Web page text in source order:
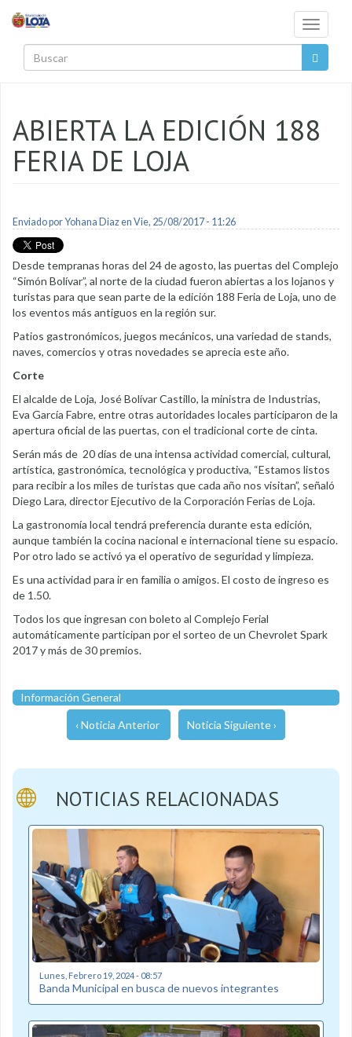
Toggle
ABIERTA LA EDICIÓN 188
FERIA DE LOJA
Enviado porYohana Diazen Vie, 25/08/2017 - 11:26
Desde tempranas horas del 24 de agosto, las puertas del Complejo
“Simón Bolívar”, al norte de la ciudad fueron abiertas a los lojanos y
turistas para que sean parte de la edición 188 Feria de Loja, uno de
los eventos más antiguos en la región sur.
Patios gastronómicos, juegos mecánicos, una variedad de stands,
naves, comercios y otras novedades se aprecia este año.
Corte
El alcalde de Loja, José Bolívar Castillo, la ministra de Industrias,
Eva García Fabre, entre otras autoridades locales participaron de la
apertura oficial de las puertas, con el tradicional corte de cinta.
Serán más de 20 días de una intensa actividad comercial, cultural,
artística, gastronómica, tecnológica y productiva, “Estamos listos
para recibir a los miles de turistas que cada año nos visitan”, señaló
Diego Lara, director Ejecutivo de la Corporación Ferias de Loja.
La gastronomía local tendrá preferencia durante esta edición,
aunque también la cocina nacional e internacional tiene su espacio.
Por otro lado se activó ya el operativo de seguridad y limpieza.
Es una actividad para ir en familia o amigos. El costo de ingreso es
de 1.50.
Todos los que ingresan con boleto al Complejo Ferial
automáticamente participan por el sorteo de un Chevrolet Spark
2017 y más de 30 premios.
Información General
‹ Noticia Anterior Noticia Siguiente ›
NOTICIAS RELACIONADAS
Lunes, Febrero 19, 2024 - 08:57
Banda Municipal en busca de nuevos integrantes